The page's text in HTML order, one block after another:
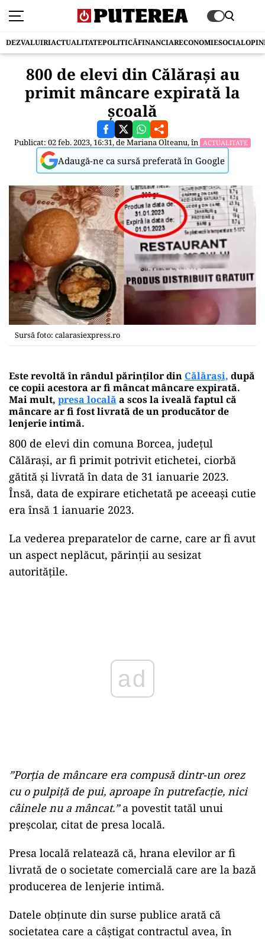
DEZVALUIRIACTUALITATEPOLITICĂFINANCIARECONOMIESOCIAL
800 de elevi din Călărași au
primit mâncare expirată la
școală
Publicat: 02 feb. 2023, 16:31, deMariana Olteanu, în ACTUALITATE
Adaugă-ne ca sursă preferată în Google
Sursă foto: calarasiexpress.ro
Este revoltă în rândul părințilordin Călărași, după
ce copii acestora ar fi mâncat mâncare expirată.
Mai mult, presa locală a scos la iveală faptul că
mâncare ar fi fost livrată de un producător de
lenjerie intimă.
800 de elevi din comuna Borcea, județul
Călărași, ar fi primit potrivit etichetei, ciorbă
gătită și livrată în data de 31 ianuarie 2023.
Însă, data de expirare etichetată pe aceeași cutie
era însă 1 ianuarie 2023.
La vederea preparatelor de carne, care ar fi avut
un aspect neplăcut, părinții au sesizat
autoritățile.
”Porția de mâncare era compusă dintr-un orez
cu o pulpiță de pui, aproape în putrefacție, nici
câinele nu a mâncat.”a povestit tatăl unui
preșcolar, citat de presa locală.
Presa locală relatează că, hrana elevilor ar fi
livrată de o societate comercială care are la bază
producerea de lenjerie intimă.
Datele obținute din surse publice arată că
societatea care a câștigat contractul avea, în